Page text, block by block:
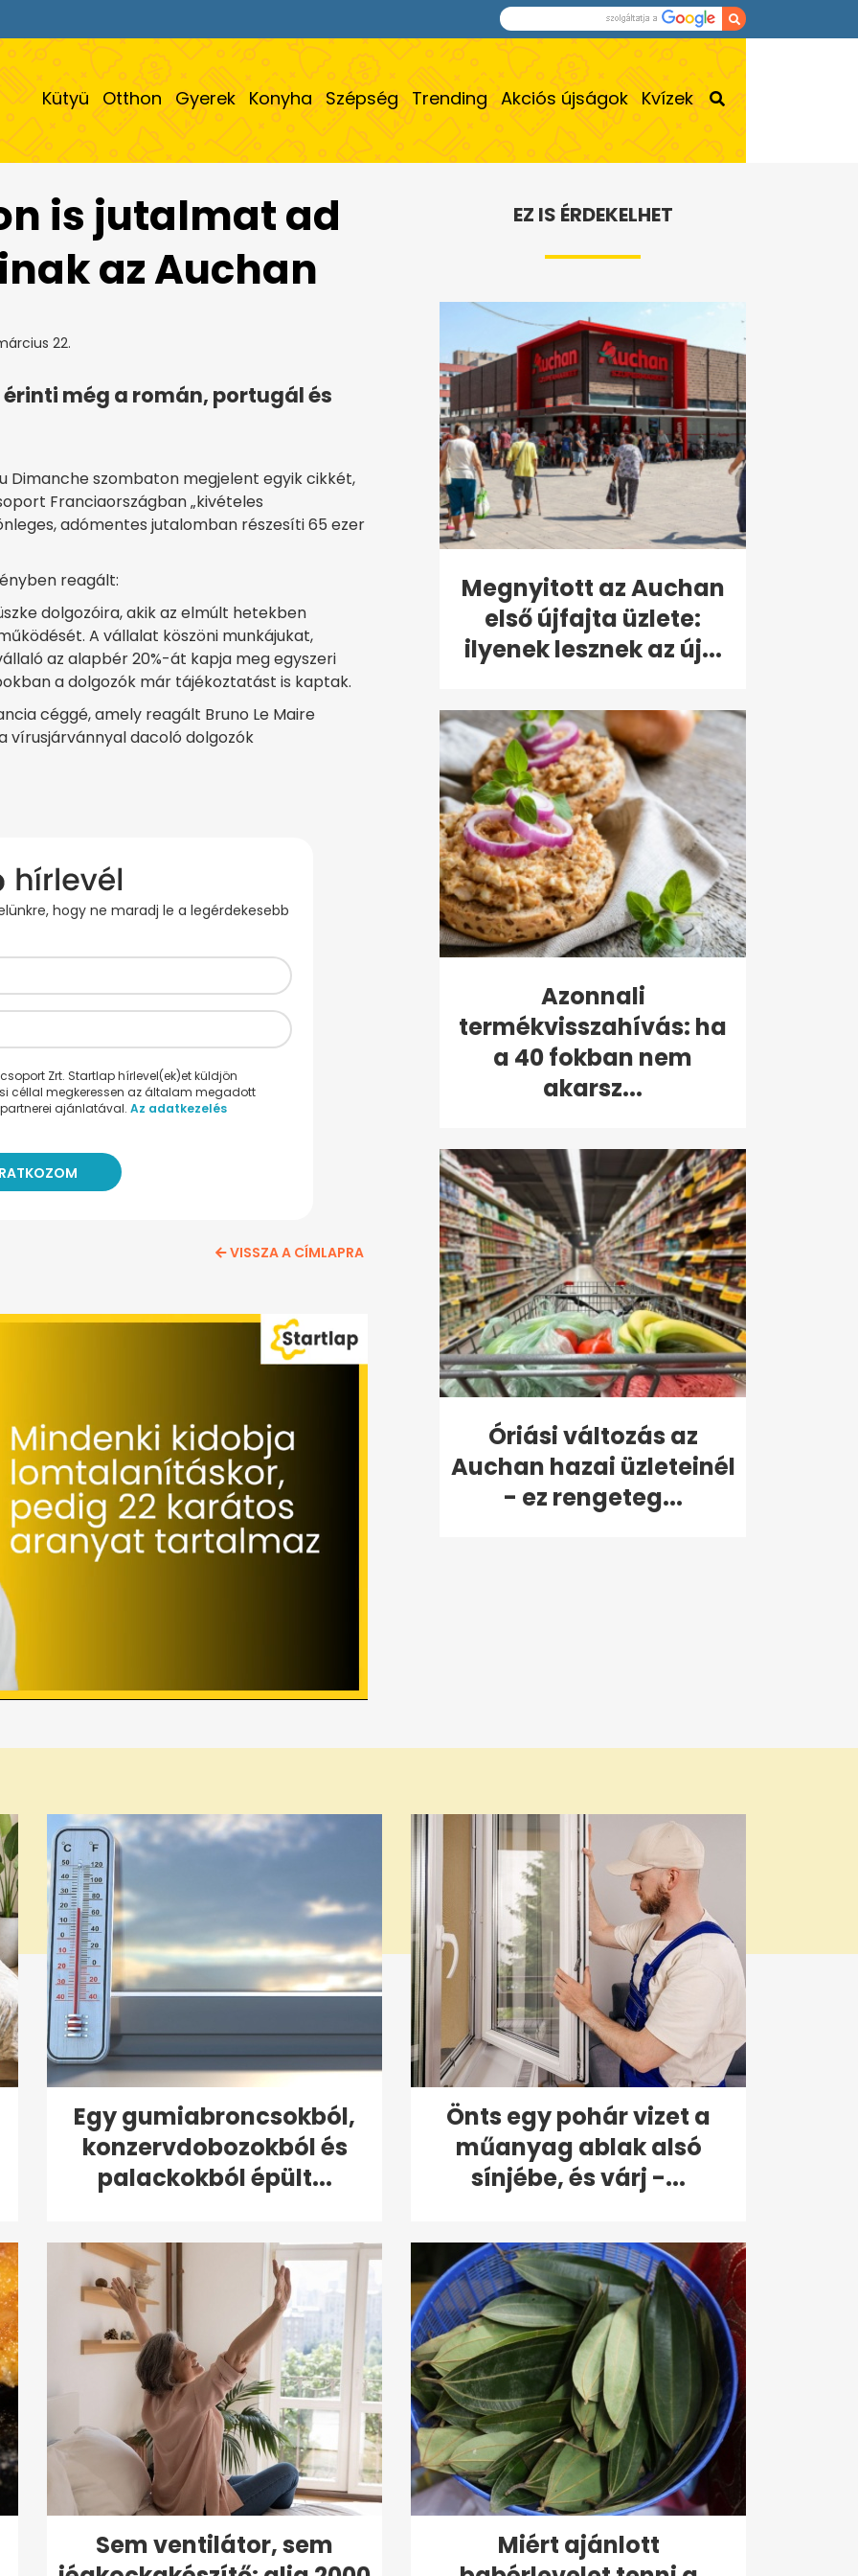
Kütyü Otthon Gyerek Konyha Szépség Trending Akciós újságok Kvízek
is jutalmat ad
az Auchan
22.
még a román, portugál és
Dimanche szombaton megjelent egyik cikkét,
Franciaországban „kivételes
adómentes jutalomban részesíti 65 ezer
reagált:
dolgozóira, akik az elmúlt hetekben
A vállalat köszöni munkájukat,
az alapbér 20%-át kapja meg egyszeri
a dolgozók már tájékoztatást is kaptak.
céggé, amely reagált Bruno Le Maire
vírusjárvánnyal dacoló dolgozók
hogy ne maradj le a legérdekesebb
Zrt. Startlap hírlevel(ek)et küldjön
céllal megkeressen az általam megadott
ajánlatával. Az adatkezelés
VISSZA A CÍMLAPRA
EZ IS ÉRDEKELHET
Megnyitott az Auchan
első újfajta üzlete:
ilyenek lesznek az új...
Azonnali
termékvisszahívás: ha
a 40 fokban nem
akarsz...
Óriási változás az
Auchan hazai üzleteinél
- ez rengeteg...
Egy gumiabroncsokból,
konzervdobozokból és
palackokból épült...
Önts egy pohár vizet a
műanyag ablak alsó
sínjébe, és várj -...
Sem ventilátor, sem
Miért ajánlott